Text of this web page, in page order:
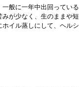
般に一年中出回っている
が少なく、生のままや短
イル蒸しにして、ヘルシ